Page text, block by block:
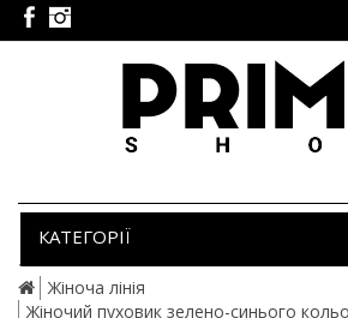
КАТЕГОРІЇ
Жіноча лінія
Жіночий пуховик зелено-синього